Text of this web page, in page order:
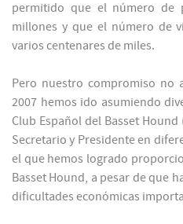
permitido que el número de
millones y que el número de
varios centenares de miles.
Pero nuestro compromiso no
2007 hemos ido asumiendo
Club Español del Basset
Secretario y Presidente en
el que hemos logrado
Basset Hound, a pesar de que
dificultades económicas